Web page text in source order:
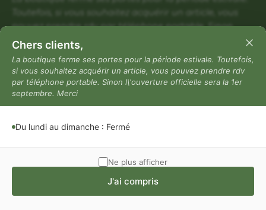
pouvez prendre rdv par téléphone portable. Sinon
l\'ouverture officielle sera la 1er septembre. Merci
Du lundi au dimanche : Fermé
Mentions légales
Mentions légales
Chers clients,
La boutique ferme ses portes pour la période estivale. Toutefois,
si vous souhaitez acquérir un article, vous pouvez prendre rdv
par téléphone portable. Sinon l\'ouverture officielle sera la 1er
septembre. Merci
Du lundi au dimanche : Fermé
Ne plus afficher
J'ai compris